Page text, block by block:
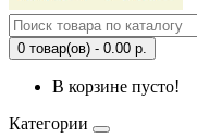
0 товар(ов) - 0.00 р.
В корзине пусто!
Категории